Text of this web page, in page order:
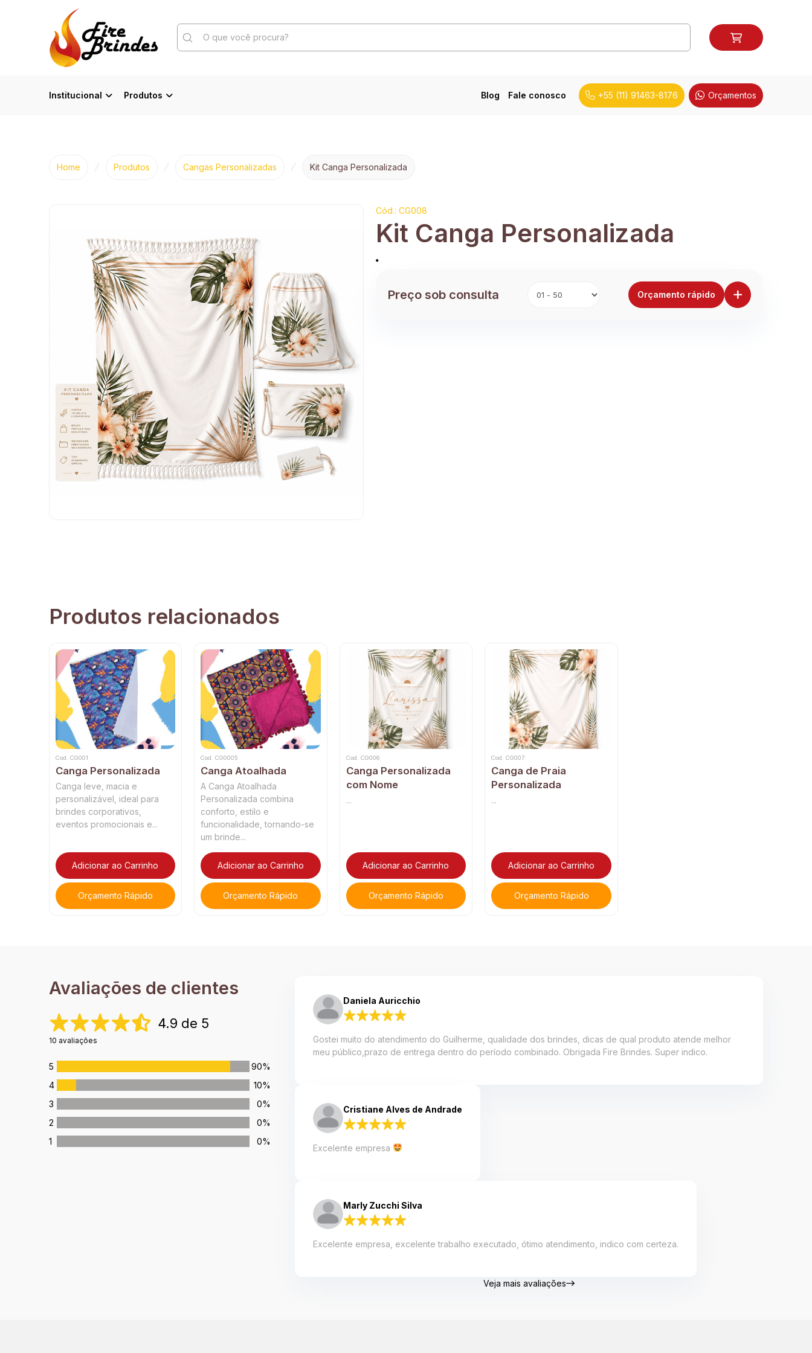
Search
Submit
Institucional Produtos Blog Fale conosco +55 (11) 91463-8176 Orçamentos
Home Produtos Cangas Personalizadas Kit Canga Personalizada
Cód.: CG008
Kit Canga Personalizada
Preço sob consulta Orçamento rápido +
Produtos relacionados
Cod. CG001
Canga Personalizada
Canga leve, macia e
personalizável, ideal para
brindes corporativos,
eventos promocionais e...
Adicionar ao Carrinho
Orçamento Rápido
Cod. CG0005
Canga Atoalhada
A Canga Atoalhada
Personalizada combina
conforto, estilo e
funcionalidade, tornando-se
um brinde...
Adicionar ao Carrinho
Orçamento Rápido
Cod. CG006
Canga Personalizada
com Nome
...
Adicionar ao Carrinho
Orçamento Rápido
Cod. CG007
Canga de Praia
Personalizada
...
Adicionar ao Carrinho
Orçamento Rápido
Avaliações de clientes
4.9 de 5
10 avaliações
5
90%
4
10%
3
0%
2
0%
1
0%
Daniela Auricchio
Gostei muito do atendimento do Guilherme, qualidade dos brindes, dicas de qual produto atende melhor
meu público,prazo de entrega dentro do período combinado. Obrigada Fire Brindes. Super indico.
Cristiane Alves de Andrade
Excelente empresa
Marly Zucchi Silva
Excelente empresa, excelente trabalho executado, ótimo atendimento, indico com certeza.
Veja mais avaliações